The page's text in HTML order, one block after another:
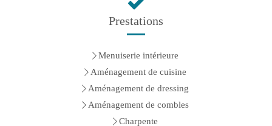
Prestations
Menuiserie intérieure
Aménagement de cuisine
Aménagement de dressing
Aménagement de combles
Charpente